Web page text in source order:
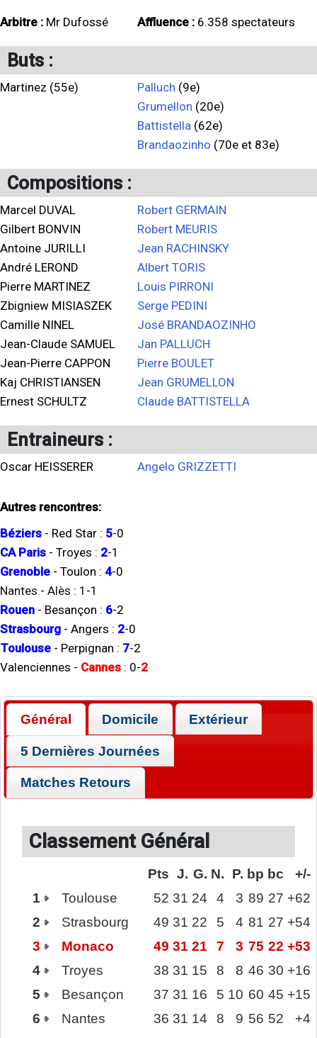
Arbitre : Mr Dufossé Affluence : 6.358 spectateurs
Buts :
Martinez (55e) Palluch (9e)
Grumellon (20e)
Battistella (62e)
Brandaozinho (70e et 83e)
Compositions :
Marcel DUVAL
Gilbert BONVIN
Antoine JURILLI
André LEROND
Pierre MARTINEZ
Zbigniew MISIASZEK
Camille NINEL
Jean-Claude SAMUEL
Jean-Pierre CAPPON
Kaj CHRISTIANSEN
Ernest SCHULTZ
Robert GERMAIN
Robert MEURIS
Jean RACHINSKY
Albert TORIS
Louis PIRRONI
Serge PEDINI
José BRANDAOZINHO
Jan PALLUCH
Pierre BOULET
Jean GRUMELLON
Claude BATTISTELLA
Entraineurs :
Oscar HEISSERER Angelo GRIZZETTI
Autres rencontres:
Béziers - Red Star : 5-0
CA Paris - Troyes : 2-1
Grenoble - Toulon : 4-0
Nantes - Alès : 1 -1
Rouen - Besançon : 6-2
Strasbourg - Angers : 2-0
Toulouse - Perpignan : 7-2
Valenciennes - Cannes : 0-2
Général Domicile Extérieur
5 Dernières Journées
Matches Retours
Classement Général
Pts J. G. N. P. bp bc
+/-
1
Toulouse 52 31 24 4 3 89 27 +62
2
Strasbourg 49 31 22 5 4 81 27 +54
3
Monaco 49 31 21 7 3 75 22 +53
4
Troyes 38 31 15 8 8 46 30 +16
5
Besançon 37 31 16 5 10 60 45 +15
6
Nantes 36 31 14 8 9 56 52
+4